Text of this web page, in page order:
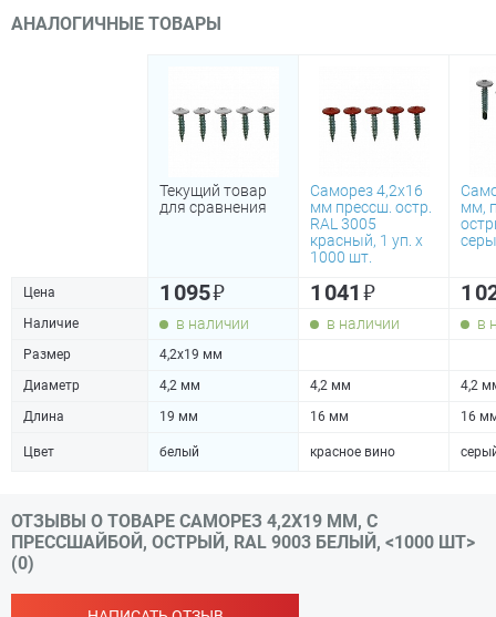
АНАЛОГИЧНЫЕ ТОВАРЫ
Текущий товар
для сравнения
Саморез 4,2х16
мм прессш. остр.
RAL 3005
красный, 1 уп. х
1000 шт.
мм,
Цена 1 095₽ 1 041 ₽ 1
Наличие в наличии в наличии в
Размер
4,2х19 мм
Диаметр
4,2 мм 4,2 мм
4,2
Длина
19 мм 16 мм 16
Цвет белый красное вино
ОТЗЫВЫ О ТОВАРЕ САМОРЕЗ 4,2Х19 ММ, С
ПРЕССШАЙБОЙ, ОСТРЫЙ, RAL 9003 БЕЛЫЙ, <1000 ШТ>
(0)